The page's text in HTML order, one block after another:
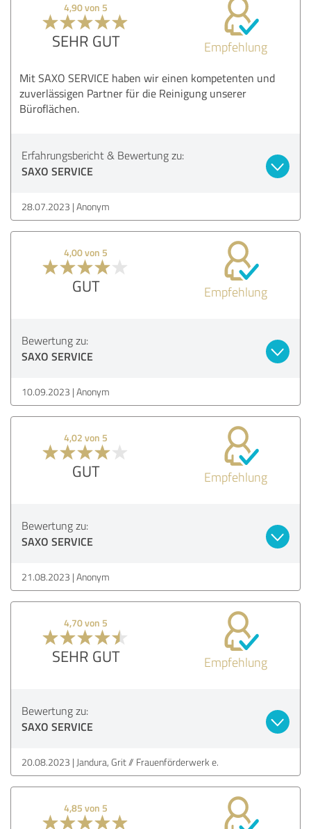
4,90 von 5
SEHR GUT Empfehlung
Mit SAXO SERVICE haben wir einen kompetenten und
zuverlässigen Partner für die Reinigung unserer
Büroflächen.
Erfahrungsbericht & Bewertung zu:
SAXO SERVICE
28.07.2023 Anonym
4,00 von 5
GUT Empfehlung
Bewertung zu:
SAXO SERVICE
10.09.2023 Anonym
4,02 von 5
GUT Empfehlung
Bewertung zu:
SAXO SERVICE
21.08.2023 Anonym
4,70 von 5
SEHR GUT Empfehlung
Bewertung zu:
SAXO SERVICE
20.08.2023 Jandura, Grit // Frauenförderwerk e.
4,85 von 5